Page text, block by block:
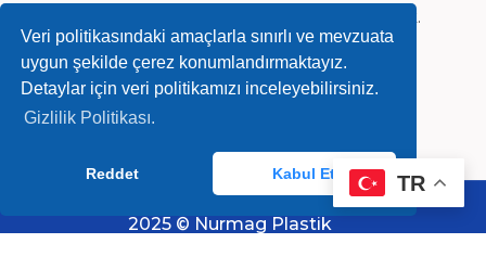
Veri politikasındaki amaçlarla sınırlı ve mevzuata
uygun şekilde çerez konumlandırmaktayız.
Detaylar için veri politikamızı inceleyebilirsiniz.
Gizlilik Politikası.
Reddet Kabul Et
Sanayi, Sanayi Mh, Ensar Cad, Hidayet Sk.
No:4, 34906 Pendik/İstanbul
info@nurmag.com
(0216) 378 84 92-93
2025 © Nurmag Plastik
TR